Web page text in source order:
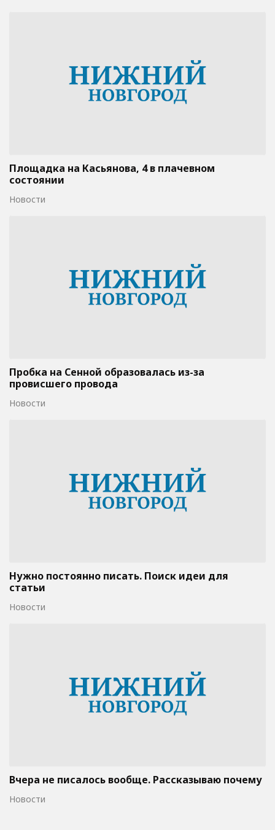
Площадка на Касьянова, 4 в плачевном
состоянии
Новости
Пробка на Сенной образовалась из-за
провисшего провода
Новости
Нужно постоянно писать. Поиск идеи для
статьи
Новости
Вчера не писалось вообще. Рассказываю почему
Новости